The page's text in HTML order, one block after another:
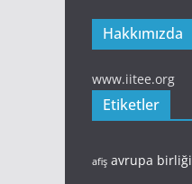
Hakkımızda
www.iitee.org
Etiketler
afiş avrupa birliği